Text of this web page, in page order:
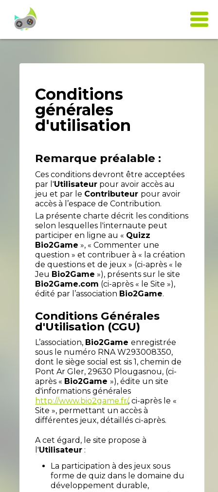
Soutenir
Créer un quiz
Se connecter
Conditions
générales
d'utilisation
Remarque préalable :
Ces conditions devront être acceptées
par l'Utilisateur pour avoir accès au
jeu et par le Contributeur pour avoir
accès à l’espace de Contribution.
La présente charte décrit les conditions
selon lesquelles l'internaute peut
participer en ligne au « Quizz
Bio2Game », « Commenter une
question » et contribuer à « la création
de questions et de jeux » (ci-après « le
Jeu Bio2Game »), présents sur le site
Bio2Game.com (ci-après « le Site »),
édité par l’association Bio2Game.
Conditions Générales
d'Utilisation (CGU)
L’association, Bio2Game enregistrée
sous le numéro RNA W293008350,
dont le siège social est sis 1, chemin de
Pont Ar Gler, 29630 Plougasnou, (ci-
après « Bio2Game »), édite un site
d'informations générales
http://www.bio2game.fr/, ci-après le «
Site », permettant un accès à
différentes jeux, détaillés ci-après.
A cet égard, le site propose à
l'Utilisateur :
La participation à des jeux sous
forme de quiz dans le domaine du
développement durable,